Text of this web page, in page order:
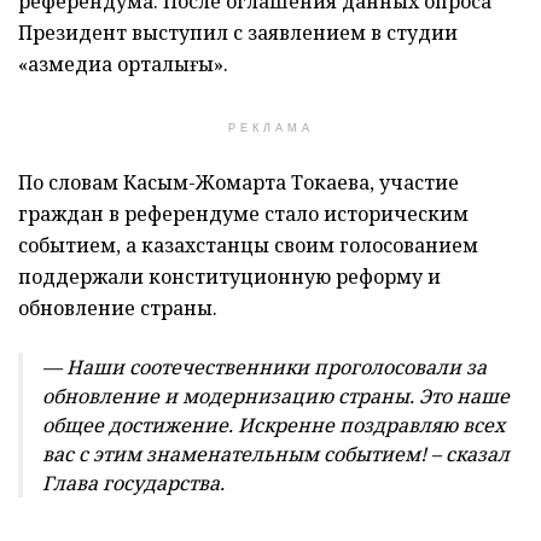
Президент выступил с заявлением в студии
«Қазмедиа орталығы».
РЕКЛАМА
По словам Касым-Жомарта Токаева, участие
граждан в референдуме стало историческим
событием, а казахстанцы своим голосованием
поддержали конституционную реформу и
обновление страны.
— Наши соотечественники проголосовали за
обновление и модернизацию страны. Это наше
общее достижение. Искренне поздравляю всех
вас с этим знаменательным событием! – сказал
Глава государства.